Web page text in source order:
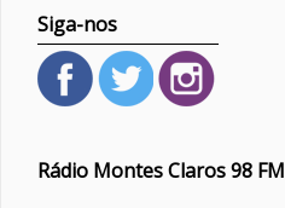
Siga-nos
Rádio Montes Claros 98 FM